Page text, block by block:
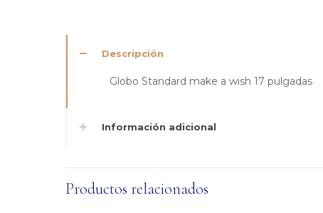
Descripción
Globo Standard make a wish 17 pulgadas
Información adicional
Productos relacionados